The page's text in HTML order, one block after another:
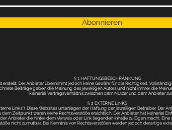
Abonnieren
§ 1 HAFTUNGSBESCHRÄNKUNG
Der Anbieter übernimmt jedoch keine Gewähr für die Richtigkeit,
Beiträge geben die Meinung des jeweiligen Autors und nicht immer die
keinerlei Vertragsverhältnis zwischen dem Nutzer und dem Anbieter
§ 2 EXTERNE LINKS
Links”). Diese Websites unterliegen der Haftung der jeweiligen Betreiber.
Zeitpunkt waren keine Rechtsverstöße ersichtlich. Der Anbieter hat keinerlei
Anbieter die hinter dem Verweis oder Link liegenden Inhalte zu Eigen macht.
nicht zumutbar. Bei Kenntnis von Rechtsverstößen werden jedoch derartige